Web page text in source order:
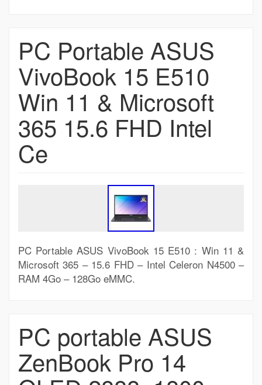
PC Portable ASUS
VivoBook 15 E510
Win 11 & Microsoft
365 15.6 FHD Intel
Ce
PC Portable ASUS VivoBook 15 E510 : Win 11 &
Microsoft 365 – 15.6 FHD – Intel Celeron N4500 –
RAM 4Go – 128Go eMMC.
PC portable ASUS
ZenBook Pro 14